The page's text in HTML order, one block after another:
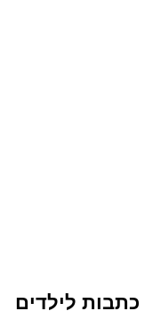
כתבות לילדים